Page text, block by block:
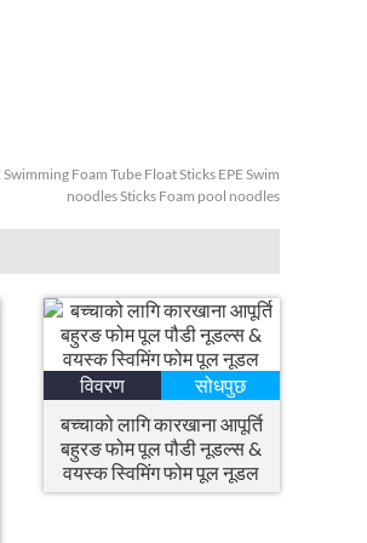
Foam Tube Float Sticks EPE Swim
noodles Sticks Foam pool noodles
विवरण
सोधपुछ
बच्चाको लागि कारखाना आपूर्ति
बहुरङ फोम पूल पौडी नूडल्स &
वयस्क स्विमिंग फोम पूल नूडल